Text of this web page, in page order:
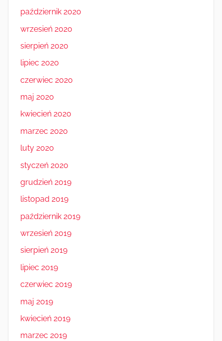
październik 2020
wrzesień 2020
sierpień 2020
lipiec 2020
czerwiec 2020
maj 2020
kwiecień 2020
marzec 2020
luty 2020
styczeń 2020
grudzień 2019
listopad 2019
październik 2019
wrzesień 2019
sierpień 2019
lipiec 2019
czerwiec 2019
maj 2019
kwiecień 2019
marzec 2019